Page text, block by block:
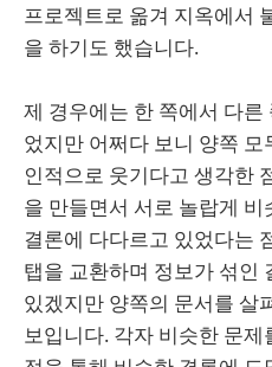
프로젝트로 옮겨 지옥에서
을 하기도 했습니다.
제 경우에는 한 쪽에서 다른
었지만 어쩌다 보니 양쪽
인적으로 웃기다고 생각한
을 만들면서 서로 놀랍게
결론에 다다르고 있었다는
탭을 교환하며 정보가 섞인
있겠지만 양쪽의 문서를 살
보입니다. 각자 비슷한 문